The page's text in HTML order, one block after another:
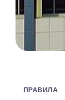
ПРАВИЛА